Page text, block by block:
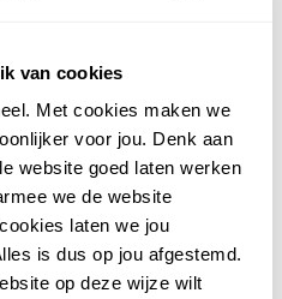
van cookies
Met cookies maken we
voor jou. Denk aan
website goed laten werken
we de website
laten we jou
is dus op jou afgestemd.
op deze wijze wilt